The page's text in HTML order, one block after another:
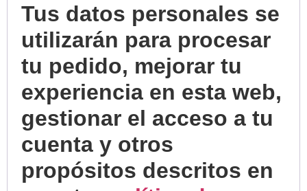
Tus datos personales se
utilizarán para procesar
tu pedido, mejorar tu
experiencia en esta web,
gestionar el acceso a tu
cuenta y otros
propósitos descritos en